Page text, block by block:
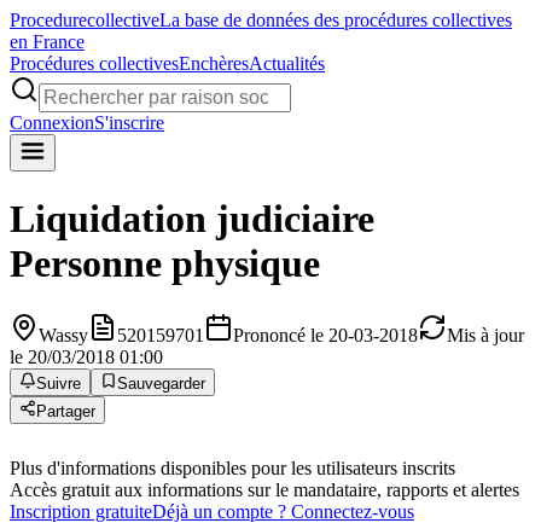
ProcedurecollectiveLa base de données des procédures collectives
en France
Procédures collectivesEnchèresActualités
ConnexionS'inscrire
Liquidation judiciaire
Personne physique
Wassy 520159701 Prononcé le 20-03-2018
Mis à jour
le 20/03/2018 01:00
Suivre
Sauvegarder
Partager
Plus d'informations disponibles pour les utilisateurs inscrits
Accès gratuit aux informations sur le mandataire, rapports et alertes
Inscription gratuiteDéjà un compte ? Connectez-vous